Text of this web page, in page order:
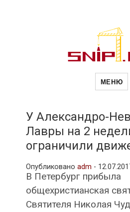
МЕНЮ
У Александро-
Лавры на 2
ограничили
Опубликовано adm -
В Петербург прибыла
общехристианская
Святителя Николая